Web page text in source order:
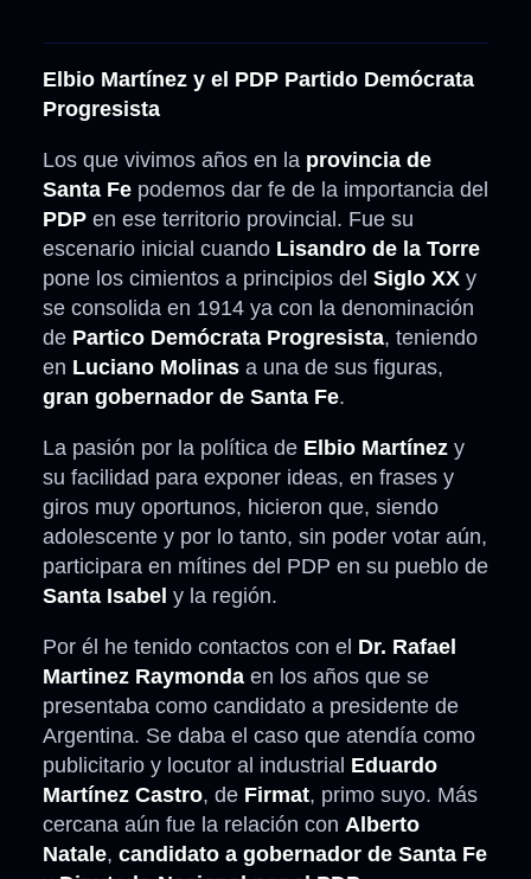
Elbio Martínez y el PDP Partido Demócrata
Progresista
Los que vivimos años en la provincia de
Santa Fe podemos dar fe de la importancia del
PDP en ese territorio provincial. Fue su
escenario inicial cuando Lisandro de la Torre
pone los cimientos a principios del Siglo XX y
se consolida en 1914 ya con la denominación
de Partico Demócrata Progresista, teniendo
en Luciano Molinas a una de sus figuras,
gran gobernador de Santa Fe.
La pasión por la política de Elbio Martínez y
su facilidad para exponer ideas, en frases y
giros muy oportunos, hicieron que, siendo
adolescente y por lo tanto, sin poder votar aún,
participara en mítines del PDP en su pueblo de
Santa Isabel y la región.
Por él he tenido contactos con el Dr. Rafael
Martinez Raymonda en los años que se
presentaba como candidato a presidente de
Argentina. Se daba el caso que atendía como
publicitario y locutor al industrial Eduardo
Martínez Castro, de Firmat, primo suyo. Más
cercana aún fue la relación con Alberto
Natale, candidato a gobernador de Santa Fe